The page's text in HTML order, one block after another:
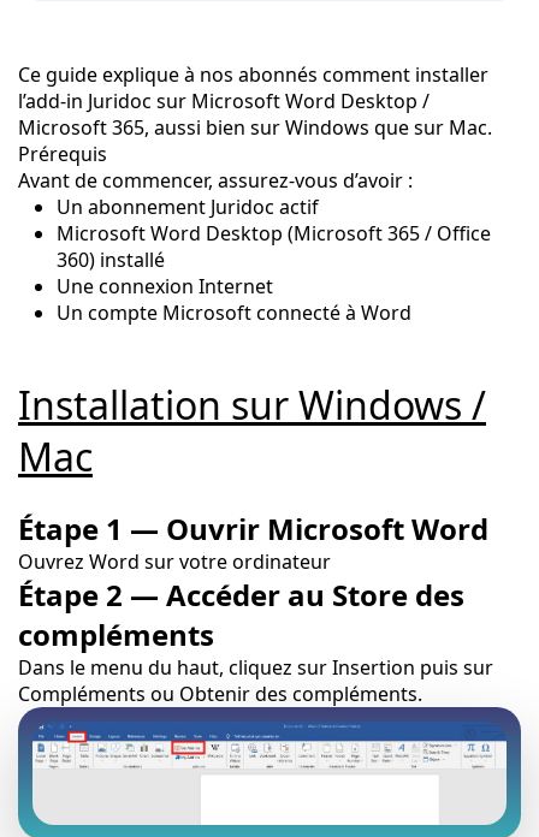
Ce guide explique à nos abonnés comment installer
l’add-in Juridoc sur Microsoft Word Desktop /
Microsoft 365, aussi bien sur Windows que sur Mac.
Prérequis
Avant de commencer, assurez-vous d’avoir :
Un abonnement Juridoc actif
Microsoft Word Desktop (Microsoft 365 / Office
360) installé
Une connexion Internet
Un compte Microsoft connecté à Word
Installation sur Windows /
Mac
Étape 1 — Ouvrir Microsoft Word
Ouvrez Word sur votre ordinateur
Étape 2 — Accéder au Store des
compléments
Dans le menu du haut, cliquez sur Insertion puis sur
Compléments ou Obtenir des compléments.